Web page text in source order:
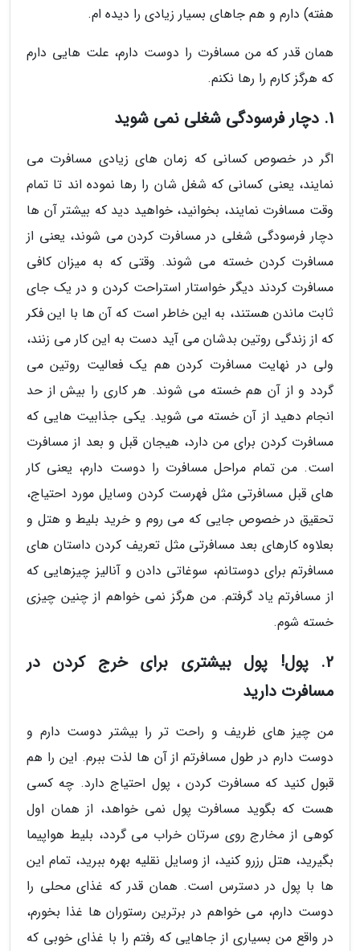
هفته) دارم و هم جاهای بسیار زیادی را دیده ام.
همان قدر که من مسافرت را دوست دارم، علت هایی دارم
که هرگز کارم را رها نکنم.
1. دچار فرسودگی شغلی نمی شوید
اگر در خصوص کسانی که زمان های زیادی مسافرت می
نمایند، یعنی کسانی که شغل شان را رها نموده اند تا تمام
وقت مسافرت نمایند، بخوانید، خواهید دید که بیشتر آن ها
دچار فرسودگی شغلی در مسافرت کردن می شوند، یعنی از
مسافرت کردن خسته می شوند. وقتی که به میزان کافی
مسافرت کردند دیگر خواستار استراحت کردن و در یک جای
ثابت ماندن هستند، به این خاطر است که آن ها با این فکر
که از زندگی روتین بدشان می آید دست به این کار می زنند،
ولی در نهایت مسافرت کردن هم یک فعالیت روتین می
گردد و از آن هم خسته می شوند. هر کاری را بیش از حد
انجام دهید از آن خسته می شوید. یکی جذابیت هایی که
مسافرت کردن برای من دارد، هیجان قبل و بعد از مسافرت
است. من تمام مراحل مسافرت را دوست دارم، یعنی کار
های قبل مسافرتی مثل فهرست کردن وسایل مورد احتیاج،
تحقیق در خصوص جایی که می روم و خرید بلیط و هتل و
بعلاوه کارهای بعد مسافرتی مثل تعریف کردن داستان های
مسافرتم برای دوستانم، سوغاتی دادن و آنالیز چیزهایی که
از مسافرتم یاد گرفتم. من هرگز نمی خواهم از چنین چیزی
خسته شوم.
2. پول! پول بیشتری برای خرج کردن در
مسافرت دارید
من چیز های ظریف و راحت تر را بیشتر دوست دارم و
دوست دارم در طول مسافرتم از آن ها لذت ببرم. این را هم
قبول کنید که مسافرت کردن ، پول احتیاج دارد. چه کسی
هست که بگوید مسافرت پول نمی خواهد، از همان اول
کوهی از مخارج روی سرتان خراب می گردد، بلیط هواپیما
بگیرید، هتل رزرو کنید، از وسایل نقلیه بهره ببرید، تمام این
ها با پول در دسترس است. همان قدر که غذای محلی را
دوست دارم، می خواهم در برترین رستوران ها غذا بخورم،
در واقع من بسیاری از جاهایی که رفتم را با غذای خوبی که